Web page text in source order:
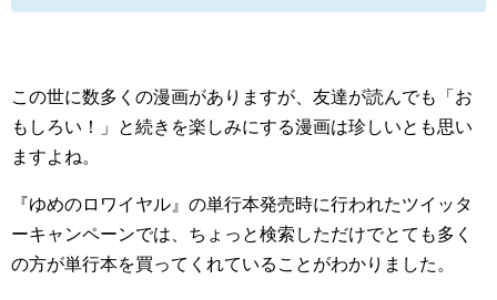
この世に数多くの漫画がありますが、友達が読んでも「お
もしろい！」と続きを楽しみにする漫画は珍しいとも思い
ますよね。
『ゆめのロワイヤル』の単行本発売時に行われたツイッタ
ーキャンペーンでは、ちょっと検索しただけでとても多く
の方が単行本を買ってくれていることがわかりました。